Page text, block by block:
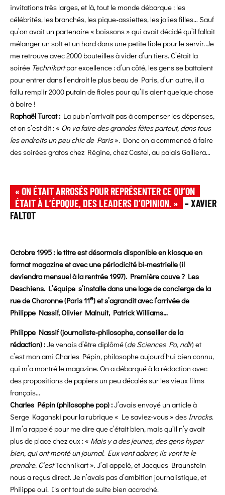
invitations très larges, et là, tout le monde débarque : les
célébrités, les branchés, les pique-assiettes, les jolies filles… Sauf
qu’on avait un partenaire « boissons » qui avait décidé qu’il fallait
mélanger un soft et un hard dans une petite fiole pour le servir. Je
me retrouve avec 2000 bouteilles à vider d’un tiers. C’était la
soirée Technikartpar excellence : d’un côté, les gens se battaient
pour entrer dans l’endroit le plus beau de Paris, d’un autre, il a
fallu remplir 2000 putain de fioles pour qu’ils aient quelque chose
à boire !
Raphaël Turcat : La pub n’arrivait pas à compenser les dépenses,
et on s’est dit : « On va faire des grandes fêtes partout, dans tous
les endroits un peu chic de Paris». Donc on a commencé à faire
des soirées gratos chez Régine, chez Castel, au palais Galliera…
« ON ÉTAIT ARROSÉS POUR REPRÉSENTER CE QU’ON
ÉTAIT À L’ÉPOQUE, DES LEADERS D’OPINION. » – XAVIER
FALTOT
Octobre 1995 : le titre est désormais disponible en kiosque en
format magazine et avec une périodicité bi-mestrielle (il
deviendra mensuel à la rentrée 1997). Première couve ? Les
Deschiens. L’équipe s’installe dans une loge de concierge de la
rue de Charonne (Paris 11e) et s’agrandit avec l’arrivée de
Philippe Nassif, Olivier Malnuit, Patrick Williams…
Philippe Nassif (journaliste-philosophe, conseiller de la
rédaction) :Je venais d’être diplômé (de Sciences Po, ndlr) et
c’est mon ami Charles Pépin, philosophe aujourd’hui bien connu,
qui m’a montré le magazine. On a débarqué à la rédaction avec
des propositions de papiers un peu décalés sur les vieux films
français…
Charles Pépin (philosophe pop) :J’avais envoyé un article à
Serge Kaganski pour la rubrique « Le saviez-vous » des Inrocks.
Il m’a rappelé pour me dire que c’était bien, mais qu’il n’y avait
plus de place chez eux : « Mais y a des jeunes, des gens hyper
bien, qui ont monté un journal. Eux vont adorer, ils vont te le
prendre. C’estTechnikart ». J’ai appelé, et Jacques Braunstein
nous a reçus direct. Je n’avais pas d’ambition journalistique, et
Philippe oui. Ils ont tout de suite bien accroché.